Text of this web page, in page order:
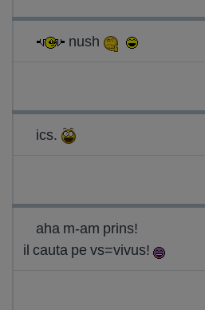
nush
ics.
aha m-am prins!
il cauta pe vs=vivus!